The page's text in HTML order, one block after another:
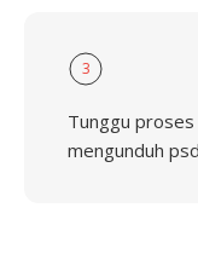
3
Tunggu
mengunduh